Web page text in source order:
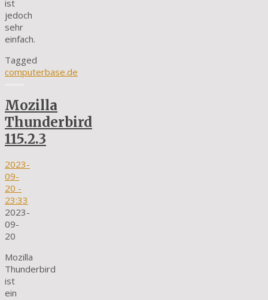
ist
jedoch
sehr
einfach.
Tagged
computerbase.de
Mozilla
Thunderbird
115.2.3
2023-
09-
20 -
23:33
2023-
09-
20
Mozilla
Thunderbird
ist
ein